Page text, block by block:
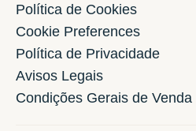
Política de Cookies
Cookie Preferences
Política de Privacidade
Avisos Legais
Condições Gerais de Venda